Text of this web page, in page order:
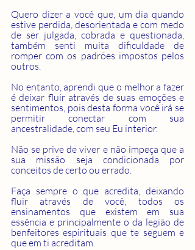
Quero dizer a você que, um dia quando
estive perdida, desorientada e com medo
de ser julgada, cobrada e questionada,
também senti muita dificuldade de
romper com os padrões impostos pelos
outros.
No entanto, aprendi que o melhor a fazer
é deixar fluir através de suas emoções e
sentimentos, pois desta forma você irá se
permitir conectar com sua
ancestralidade, com seu Eu interior.
Não se prive de viver e não impeça que a
sua missão seja condicionada por
conceitos de certo ou errado.
Faça sempre o que acredita, deixando
fluir através de você, todos os
ensinamentos que existem em sua
essência e principalmente o da legião de
benfeitores espirituais que te seguem e
que em ti acreditam.